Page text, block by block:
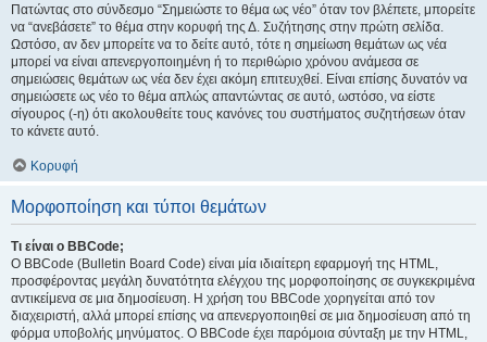
Πατώντας στο σύνδεσμο “Σημειώστε το θέμα ως νέο” όταν τον βλέπετε, μπορείτε
να “ανεβάσετε” το θέμα στην κορυφή της Δ. Συζήτησης στην πρώτη σελίδα.
Ωστόσο, αν δεν μπορείτε να το δείτε αυτό, τότε η σημείωση θεμάτων ως νέα
μπορεί να είναι απενεργοποιημένη ή το περιθώριο χρόνου ανάμεσα σε
σημειώσεις θεμάτων ως νέα δεν έχει ακόμη επιτευχθεί. Είναι επίσης δυνατόν να
σημειώσετε ως νέο το θέμα απλώς απαντώντας σε αυτό, ωστόσο, να είστε
σίγουρος (-η) ότι ακολουθείτε τους κανόνες του συστήματος συζητήσεων όταν
το κάνετε αυτό.
Κορυφή
Μορφοποίηση και τύποι θεμάτων
Τι είναι ο BBCode;
Ο BBCode (Bulletin Board Code) είναι μία ιδιαίτερη εφαρμογή της HTML,
προσφέροντας μεγάλη δυνατότητα ελέγχου της μορφοποίησης σε συγκεκριμένα
αντικείμενα σε μια δημοσίευση. Η χρήση του BBCode χορηγείται από τον
διαχειριστή, αλλά μπορεί επίσης να απενεργοποιηθεί σε μια δημοσίευση από τη
φόρμα υποβολής μηνύματος. Ο BBCode έχει παρόμοια σύνταξη με την HTML,